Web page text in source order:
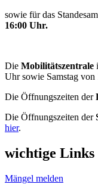
sowie für das
16:00 Uhr.
Die Mobilitätszentrale
Uhr sowie Samstag
Die Öffnungszeiten der
Die Öffnungszeiten der
hier.
wichtige Links
Mängel melden